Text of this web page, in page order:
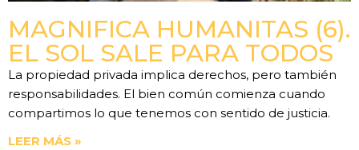
MAGNIFICA HUMANITAS (6).
EL SOL SALE PARA TODOS
La propiedad privada implica derechos, pero también
responsabilidades. El bien común comienza cuando
compartimos lo que tenemos con sentido de justicia.
LEER MÁS »